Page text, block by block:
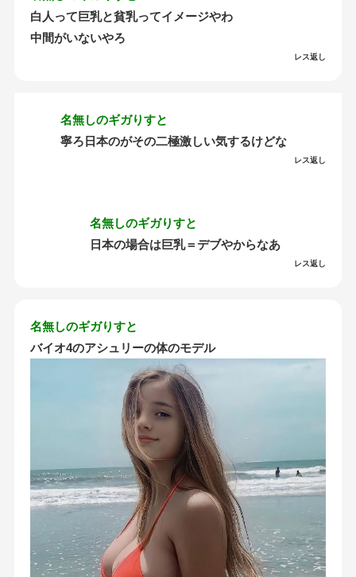
白人って巨乳と貧乳ってイメージやわ
中間がいないやろ
レス返し
名無しのギガりすと
寧ろ日本のがその二極激しい気するけどな
レス返し
名無しのギガりすと
日本の場合は巨乳＝デブやからなあ
レス返し
名無しのギガりすと
バイオ4のアシュリーの体のモデル